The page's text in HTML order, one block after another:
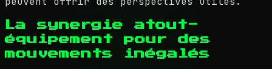
La synergie atout-
équipement pour des
mouvements inégalés